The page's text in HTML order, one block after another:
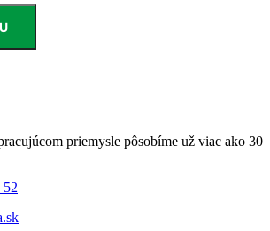
priemysle pôsobíme už viac ako 30
52